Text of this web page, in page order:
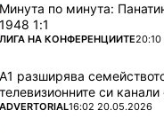
Минута по минута:
1948 1:1
ПОВЕЧЕ ОТ
ЛИГА НА КОНФЕРЕНЦИИТЕ
А1 разширява
телевизионните си канали
ПОВЕЧЕ ОТ
ADVERTORIAL16:02 20.05.2026